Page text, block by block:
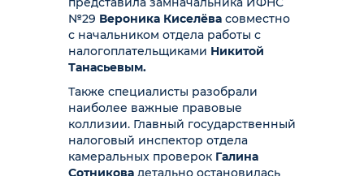
№29 Вероника Киселёва совместно
с начальником отдела работы с
налогоплательщиками Никитой
Танасьевым.
Также специалисты разобрали
наиболее важные правовые
коллизии. Главный государственный
налоговый инспектор отдела
камеральных проверок Галина
Сотникова детально остановилась